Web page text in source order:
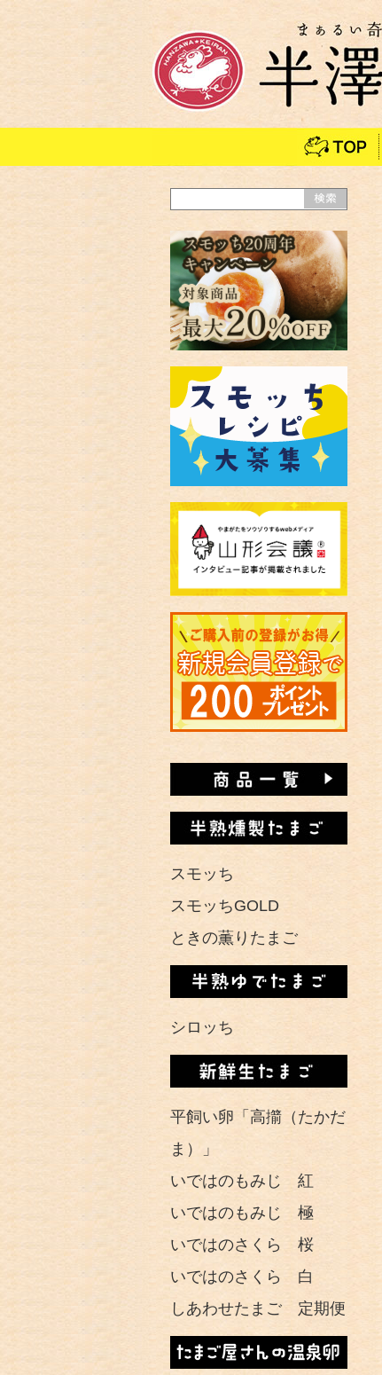
スモッち
スモッちGOLD
ときの薫りたまご
シロッち
平飼い卵「高擶（たかだ
ま）」
いではのもみじ 紅
いではのもみじ 極
いではのさくら 桜
いではのさくら 白
しあわせたまご 定期便